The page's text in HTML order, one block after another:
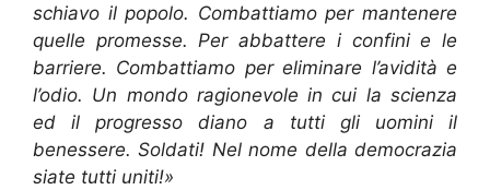
schiavo il popolo. Combattiamo per mantenere
quelle promesse. Per abbattere i confini e le
barriere. Combattiamo per eliminare l’avidità e
l’odio. Un mondo ragionevole in cui la scienza
ed il progresso diano a tutti gli uomini il
benessere. Soldati! Nel nome della democrazia
siate tutti uniti!»